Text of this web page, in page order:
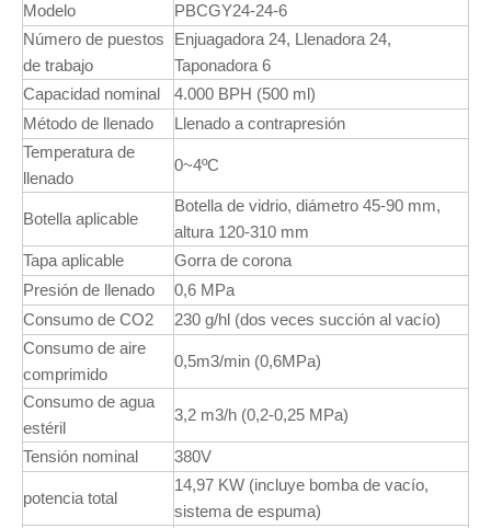
Modelo
PBCGY24-24-6
Número de puestos
de trabajo
Enjuagadora 24, Llenadora 24,
Taponadora 6
Capacidad nominal
4.000 BPH (500 ml)
Método de llenado
Llenado a contrapresión
Temperatura de
llenado
0~4ºC
Botella aplicable
Botella de vidrio, diámetro 45-90 mm,
altura 120-310 mm
Tapa aplicable
Gorra de corona
Presión de llenado
0,6 MPa
Consumo de CO2
230 g/hl (dos veces succión al vacío)
Consumo de aire
comprimido
0,5m3/min (0,6MPa)
Consumo de agua
estéril
3,2 m3/h (0,2-0,25 MPa)
Tensión nominal 380V
potencia total
14,97 KW (incluye bomba de vacío,
sistema de espuma)